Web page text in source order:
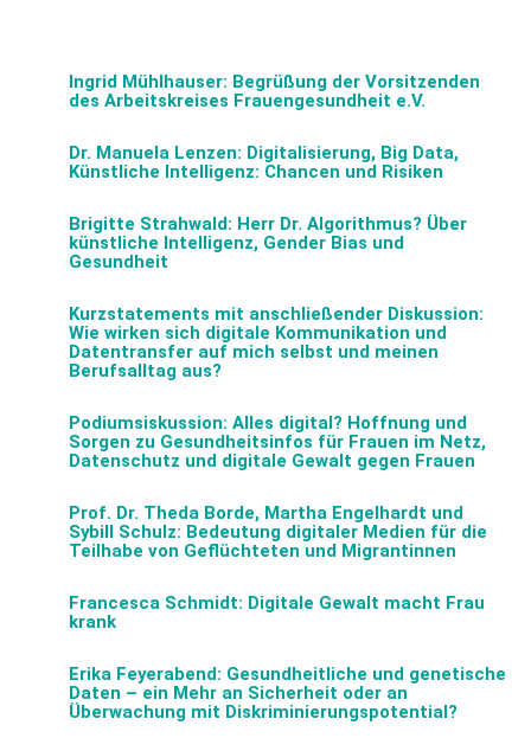
Ingrid Mühlhauser: Begrüßung der Vorsitzenden
des Arbeitskreises Frauengesundheit e.V.
Dr. Manuela Lenzen: Digitalisierung, Big Data,
Künstliche Intelligenz: Chancen und Risiken
Brigitte Strahwald: Herr Dr. Algorithmus? Über
künstliche Intelligenz, Gender Bias und
Gesundheit
Kurzstatements mit anschließender Diskussion:
Wie wirken sich digitale Kommunikation und
Datentransfer auf mich selbst und meinen
Berufsalltag aus?
Podiumsiskussion: Alles digital? Hoffnung und
Sorgen zu Gesundheitsinfos für Frauen im Netz,
Datenschutz und digitale Gewalt gegen Frauen
Prof. Dr. Theda Borde, Martha Engelhardt und
Sybill Schulz: Bedeutung digitaler Medien für die
Teilhabe von Geflüchteten und Migrantinnen
Francesca Schmidt: Digitale Gewalt macht Frau
krank
Erika Feyerabend: Gesundheitliche und genetische
Daten – ein Mehr an Sicherheit oder an
Überwachung mit Diskriminierungspotential?